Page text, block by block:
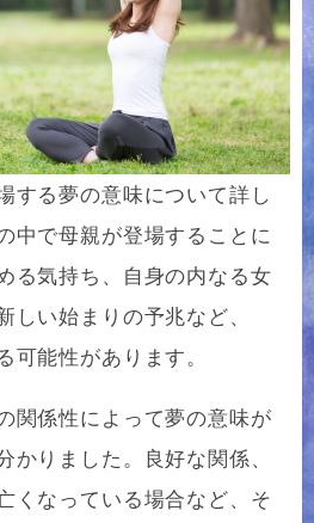
する夢の意味について詳し
中で母親が登場することに
る気持ち、自身の内なる女
しい始まりの予兆など、
可能性があります。
関係性によって夢の意味が
かりました。良好な関係、
くなっている場合など、そ